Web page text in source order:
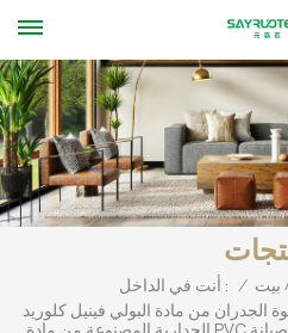
أنت في الداخل : / بيت
الجدران من مادة البولي فينيل كلوريد